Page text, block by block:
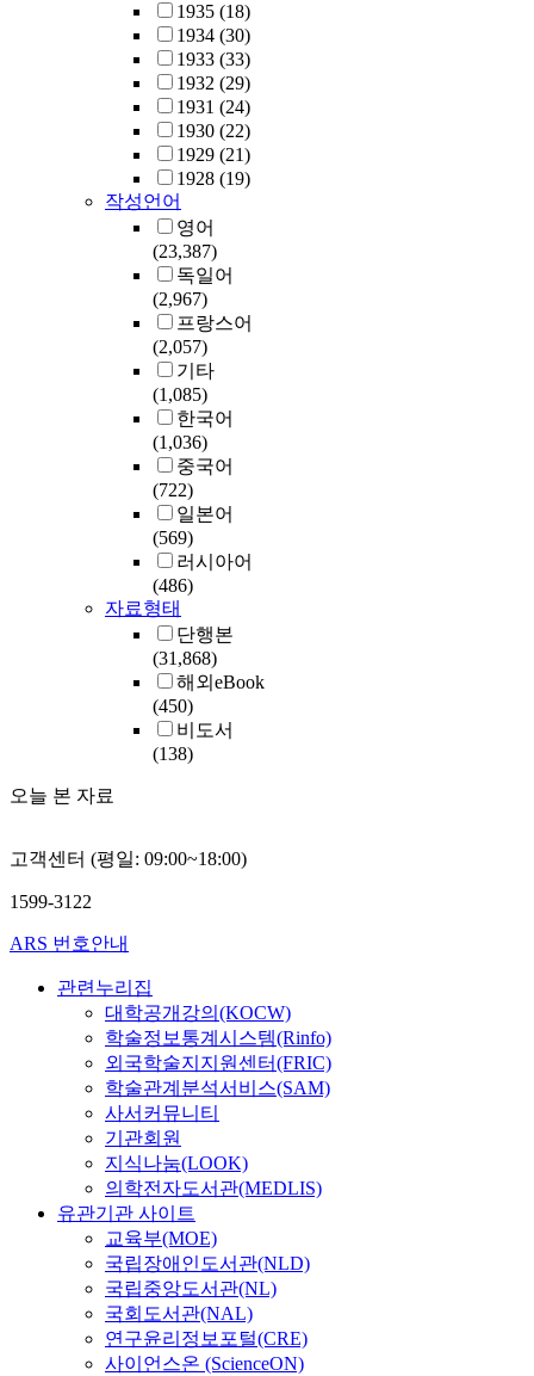
1935 (18)
1934 (30)
1933 (33)
1932 (29)
1931 (24)
1930 (22)
1929 (21)
1928 (19)
작성언어
영어
(23,387)
독일어
(2,967)
프랑스어
(2,057)
기타
(1,085)
한국어
(1,036)
중국어
(722)
일본어
(569)
러시아어
(486)
자료형태
단행본
(31,868)
해외eBook
(450)
비도서
(138)
오늘 본 자료
고객센터 (평일: 09:00~18:00)
1599-3122
ARS 번호안내
관련누리집
대학공개강의(KOCW)
학술정보통계시스템(Rinfo)
외국학술지지원센터(FRIC)
학술관계분석서비스(SAM)
사서커뮤니티
기관회원
지식나눔(LOOK)
의학전자도서관(MEDLIS)
유관기관 사이트
교육부(MOE)
국립장애인도서관(NLD)
국립중앙도서관(NL)
국회도서관(NAL)
연구윤리정보포털(CRE)
사이언스온 (ScienceON)